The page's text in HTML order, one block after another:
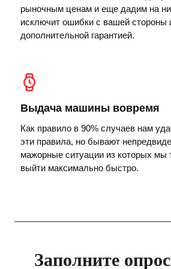
рыночным ценам и еще дадим на
исключит ошибки с вашей стороны
дополнительной гарантией.
Выдача машины вовремя
Как правило в 90% случаев нам
эти правила, но бывают
мажорные ситуации из которых мы
выйти максимально быстро.
Заполните